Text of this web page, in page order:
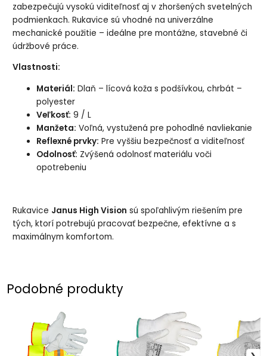
zabezpečujú vysokú viditeľnosť aj v zhoršených svetelných
podmienkach. Rukavice sú vhodné na univerzálne
mechanické použitie – ideálne pre montážne, stavebné či
údržbové práce.
Vlastnosti:
Materiál: Dlaň – lícová koža s podšívkou, chrbát –
polyester
Veľkosť: 9 / L
Manžeta: Voľná, vystužená pre pohodlné navliekanie
Reflexné prvky: Pre vyššiu bezpečnosť a viditeľnosť
Odolnosť: Zvýšená odolnosť materiálu voči
opotrebeniu
Rukavice Janus High Vision sú spoľahlivým riešením pre
tých, ktorí potrebujú pracovať bezpečne, efektívne a s
maximálnym komfortom.
Podobné produkty